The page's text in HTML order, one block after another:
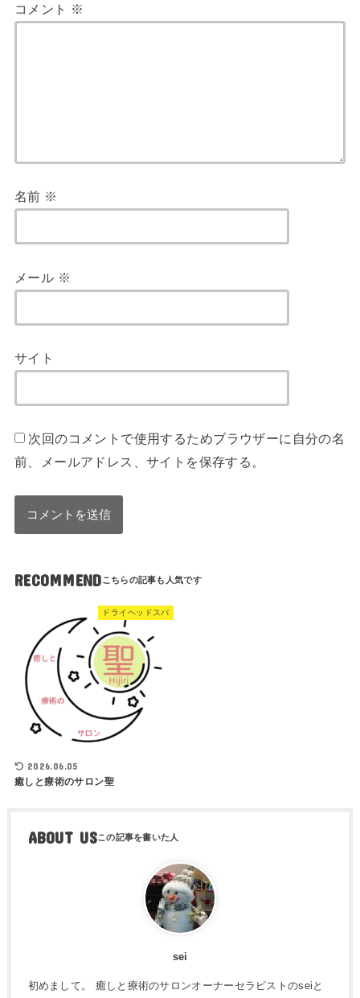
コメント ※
名前 ※
メール ※
サイト
次回のコメントで使用するためブラウザーに自分の名
前、メールアドレス、サイトを保存する。
RECOMMEND
ドライヘッドスパ
2026.06.05
癒しと療術のサロン聖
ABOUT US
sei
初めまして。 癒しと療術のサロンオーナーセラピストのseiと